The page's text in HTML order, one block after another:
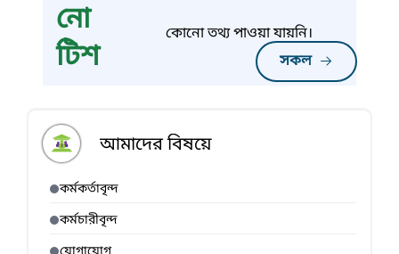
নো
টিশ
সকল
কোনো তথ্য পাওয়া যায়নি।
আমাদের বিষয়ে
কর্মকর্তাবৃন্দ
কর্মচারীবৃন্দ